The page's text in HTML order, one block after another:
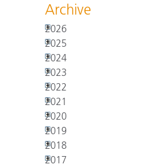
Archive
2026
2025
2024
2023
2022
2021
2020
2019
2018
2017